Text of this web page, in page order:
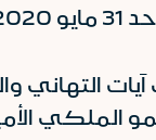
التهاني
الملكي